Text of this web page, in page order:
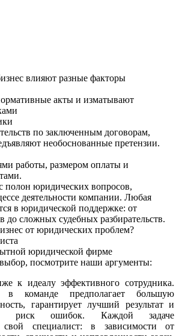
влияют разные факторы
акты и изматывают
по заключенным договорам,
необоснованные претензии.
работы, размером оплаты и
полон юридических вопросов,
деятельности компании. Любая
в юридической поддержке: от
до сложных судебных разбирательств.
от юридических проблем?
юридической фирме
посмотрите наши аргументы:
к идеалу эффективного сотрудника.
в команде предполагает большую
гарантирует лучший результат и
риск ошибок. Каждой задаче
свой специалист: в зависимости от